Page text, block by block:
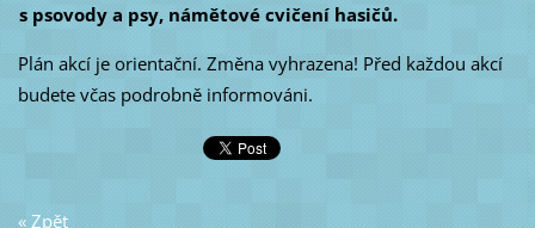
s psovody a psy, námětové cvičení hasičů.
Plán akcí je orientační. Změna vyhrazena! Před každou akcí
budete včas podrobně informováni.
« Zpět